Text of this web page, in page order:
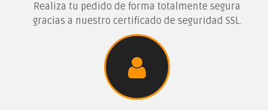
Realiza tu pedido de forma totalmente segura
gracias a nuestro certificado de seguridad SSL.